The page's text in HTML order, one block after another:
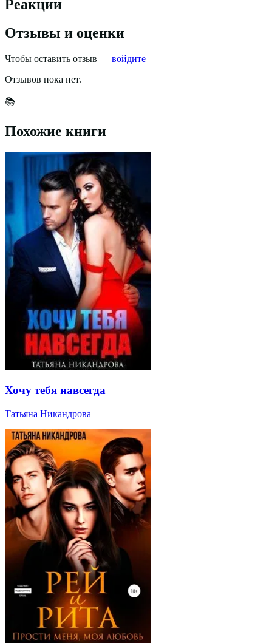
Реакции
Отзывы и оценки
Чтобы оставить отзыв — войдите
Отзывов пока нет.
📚
Похожие книги
Хочу тебя навсегда
Татьяна Никандрова